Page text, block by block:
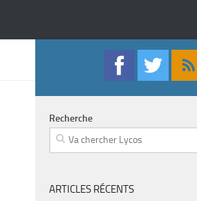
Recherche
ARTICLES RÉCENTS